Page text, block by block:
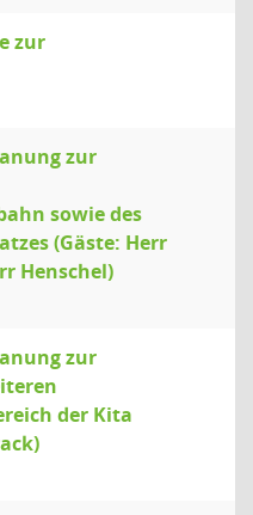
zur
zur
sowie des
(Gäste: Herr
Henschel)
zur
der Kita